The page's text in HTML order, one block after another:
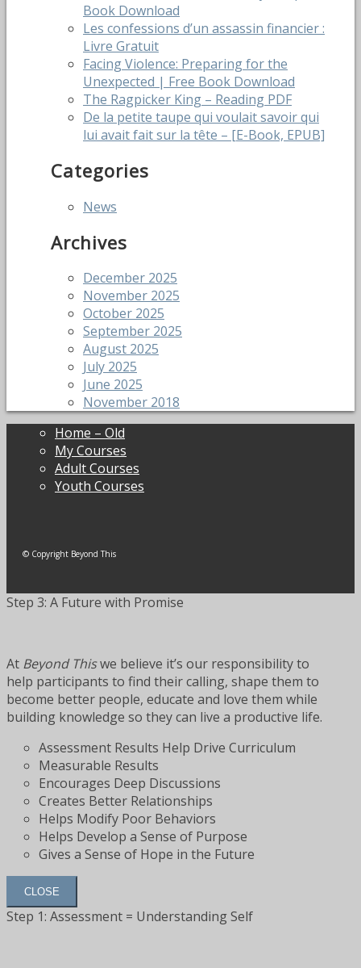
Book Download
Les confessions d’un assassin financier :
Livre Gratuit
Facing Violence: Preparing for the
Unexpected | Free Book Download
The Ragpicker King – Reading PDF
De la petite taupe qui voulait savoir qui
lui avait fait sur la tête – [E-Book, EPUB]
Categories
News
Archives
December 2025
November 2025
October 2025
September 2025
August 2025
July 2025
June 2025
November 2018
Home – Old
My Courses
Adult Courses
Youth Courses
© Copyright Beyond This
Step 3: A Future with Promise
At Beyond Thiswe believe it’s our responsibility to
help participants to find their calling, shape them to
become better people, educate and love them while
building knowledge so they can live a productive life.
Assessment Results Help Drive Curriculum
Measurable Results
Encourages Deep Discussions
Creates Better Relationships
Helps Modify Poor Behaviors
Helps Develop a Sense of Purpose
Gives a Sense of Hope in the Future
CLOSE
Step 1: Assessment = Understanding Self